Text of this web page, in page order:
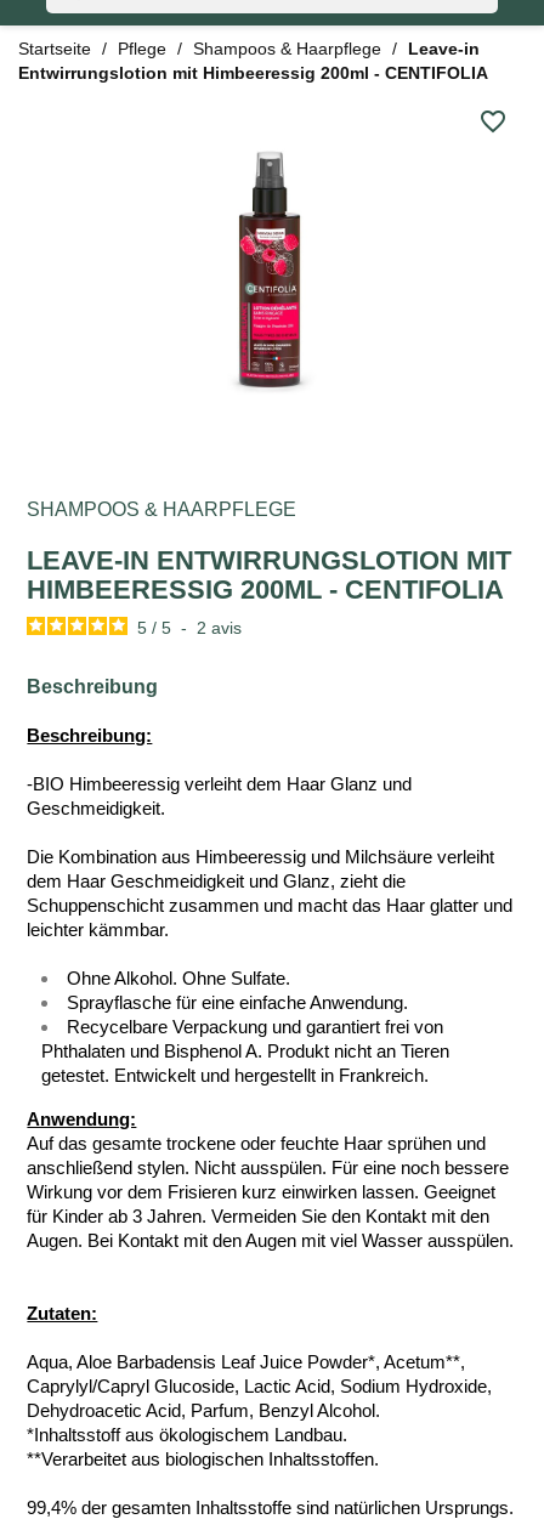
Startseite Pflege Shampoos & Haarpflege
Leave-in
Entwirrungslotion mit Himbeeressig 200ml - CENTIFOLIA
favorite_border
SHAMPOOS & HAARPFLEGE
LEAVE-IN ENTWIRRUNGSLOTION MIT
HIMBEERESSIG 200ML - CENTIFOLIA
5 / 5 - 2avis
Beschreibung
Beschreibung:
-BIO Himbeeressig verleiht dem Haar Glanz und
Geschmeidigkeit.
Die Kombination aus Himbeeressig und Milchsäure verleiht
dem Haar Geschmeidigkeit und Glanz, zieht die
Schuppenschicht zusammen und macht das Haar glatter und
leichter kämmbar.
Ohne Alkohol. Ohne Sulfate.
Sprayflasche für eine einfache Anwendung.
Recycelbare Verpackung und garantiert frei von
Phthalaten und Bisphenol A. Produkt nicht an Tieren
getestet. Entwickelt und hergestellt in Frankreich.
Anwendung:
Auf das gesamte trockene oder feuchte Haar sprühen und
anschließend stylen. Nicht ausspülen. Für eine noch bessere
Wirkung vor dem Frisieren kurz einwirken lassen. Geeignet
für Kinder ab 3 Jahren. Vermeiden Sie den Kontakt mit den
Augen. Bei Kontakt mit den Augen mit viel Wasser ausspülen.
Zutaten:
Aqua, Aloe Barbadensis Leaf Juice Powder*, Acetum**,
Caprylyl/Capryl Glucoside, Lactic Acid, Sodium Hydroxide,
Dehydroacetic Acid, Parfum, Benzyl Alcohol.
*Inhaltsstoff aus ökologischem Landbau.
**Verarbeitet aus biologischen Inhaltsstoffen.
99,4% der gesamten Inhaltsstoffe sind natürlichen Ursprungs.